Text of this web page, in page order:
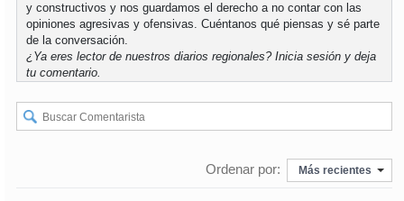
y constructivos y nos guardamos el derecho a no contar con las
opiniones agresivas y ofensivas. Cuéntanos qué piensas y sé parte
de la conversación.
¿Ya eres lector de nuestros diarios regionales?Inicia sesión y deja
tu comentario.
Ordenar por: Más recientes